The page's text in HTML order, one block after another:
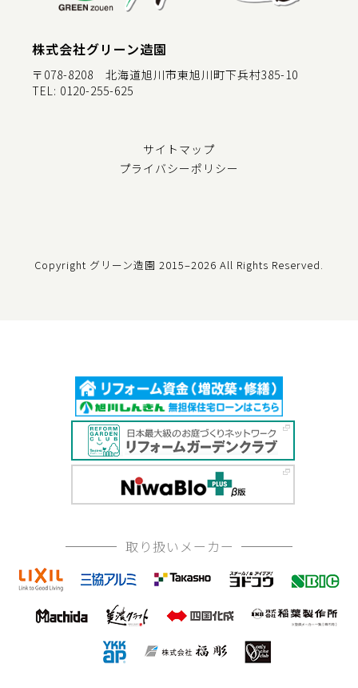
株式会社グリーン造園
〒078-8208 北海道旭川市東旭川町下兵村385-10
TEL: 0120-255-625
サイトマップ
プライバシーポリシー
Copyright グリーン造園 2015–2026 All Rights Reserved.
取り扱いメーカー